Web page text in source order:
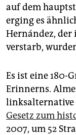
auf dem
erging es
Hernández, der
verstarb,
Es ist eine 180-
Erinnerns.
linksalternative
Gesetz zum
2007, um 52